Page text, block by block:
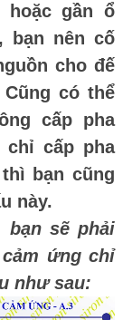
gần ổ
bạn nên cố
cho đế
có thể
cấp pha
chỉ cấp pha
bạn cũng
này.
bạn sẽ phải
ứng chỉ
như sau: